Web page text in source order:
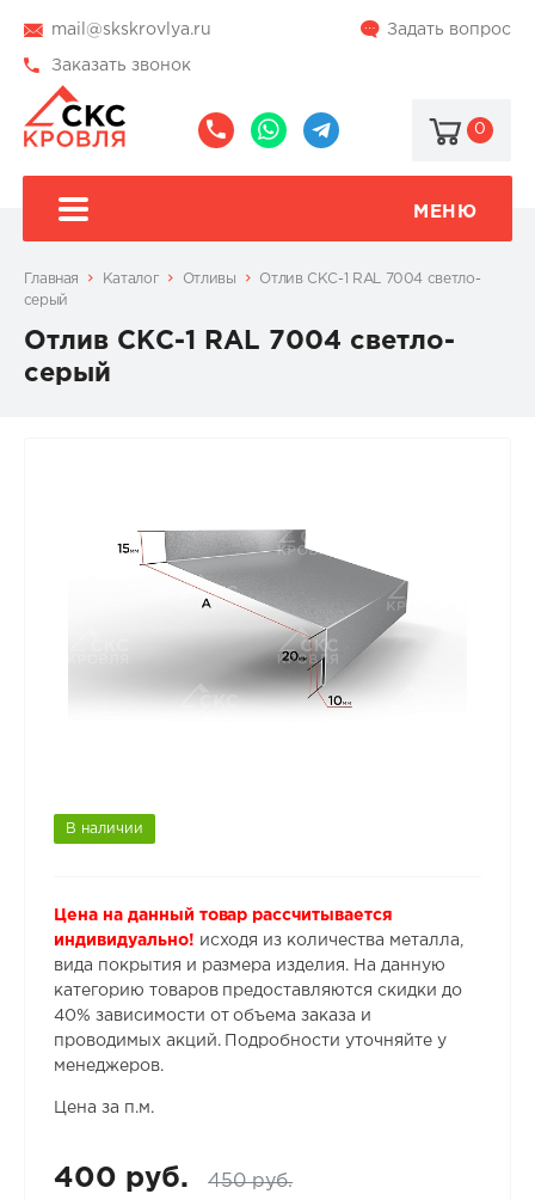
mail@skskrovlya.ru Задать вопрос
Заказать звонок
0
МЕНЮ
Главная Каталог Отливы
Отлив СКС-1 RAL 7004 светло-
серый
Отлив СКС-1 RAL 7004 светло-
серый
В наличии
Цена на данный товар рассчитывается
индивидуально! исходя из количества металла,
вида покрытия и размера изделия. На данную
категорию товаров предоставляются скидки до
40% зависимости от объема заказа и
проводимых акций. Подробности уточняйте у
менеджеров.
Цена за п.м.
400 руб. 450 руб.